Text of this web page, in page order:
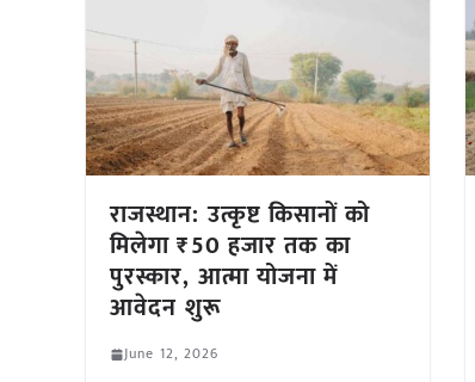
राजस्थान: उत्कृष्ट किसानों को
मिलेगा ₹50 हजार तक का
पुरस्कार, आत्मा योजना में
आवेदन शुरू
June 12, 2026